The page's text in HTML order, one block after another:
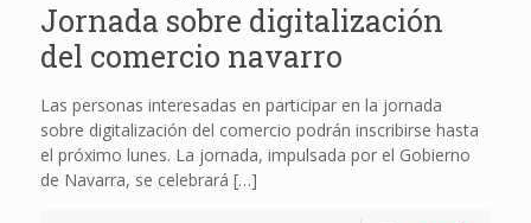
Jornada sobre digitalización
del comercio navarro
Las personas interesadas en participar en la jornada
sobre digitalización del comercio podrán inscribirse hasta
el próximo lunes. La jornada, impulsada por el Gobierno
de Navarra, se celebrará […]